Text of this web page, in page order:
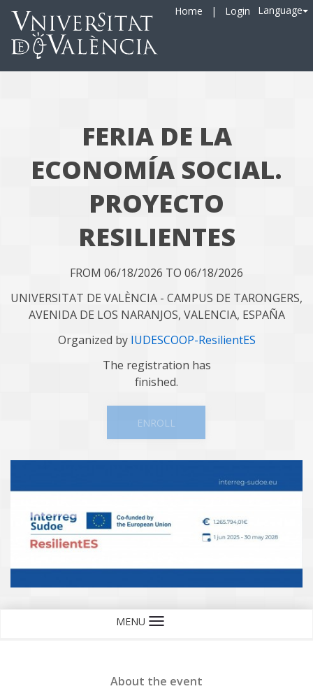
Home | Login Language
FERIA DE LA
ECONOMÍA SOCIAL.
PROYECTO
RESILIENTES
FROM 06/18/2026 TO 06/18/2026
UNIVERSITAT DE VALÈNCIA - CAMPUS DE TARONGERS,
AVENIDA DE LOS NARANJOS, VALENCIA, ESPAÑA
Organized by IUDESCOOP-ResilientES
The registration has
finished.
ENROLL
MENU Language
About the event